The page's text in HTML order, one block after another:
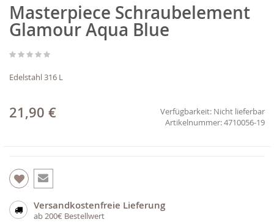
Anfang
der
Bildgalerie
Masterpiece Schraubelement
Glamour Aqua Blue
Edelstahl 316 L
21,90 € Verfügbarkeit: Nicht lieferbar
4710056-19
Versandkostenfreie Lieferung
ab 200€ Bestellwert